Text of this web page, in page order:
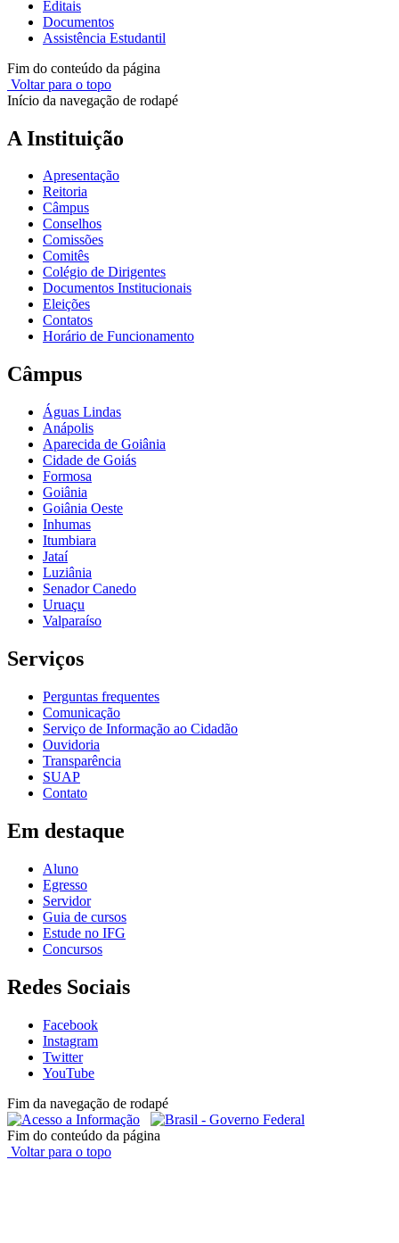
Editais
Documentos
Assistência Estudantil
Fim do conteúdo da página
Voltar para o topo
Início da navegação de rodapé
A Instituição
Apresentação
Reitoria
Câmpus
Conselhos
Comissões
Comitês
Colégio de Dirigentes
Documentos Institucionais
Eleições
Contatos
Horário de Funcionamento
Câmpus
Águas Lindas
Anápolis
Aparecida de Goiânia
Cidade de Goiás
Formosa
Goiânia
Goiânia Oeste
Inhumas
Itumbiara
Jataí
Luziânia
Senador Canedo
Uruaçu
Valparaíso
Serviços
Perguntas frequentes
Comunicação
Serviço de Informação ao Cidadão
Ouvidoria
Transparência
SUAP
Contato
Em destaque
Aluno
Egresso
Servidor
Guia de cursos
Estude no IFG
Concursos
Redes Sociais
Facebook
Instagram
Twitter
YouTube
Fim da navegação de rodapé
Fim do conteúdo da página
Voltar para o topo